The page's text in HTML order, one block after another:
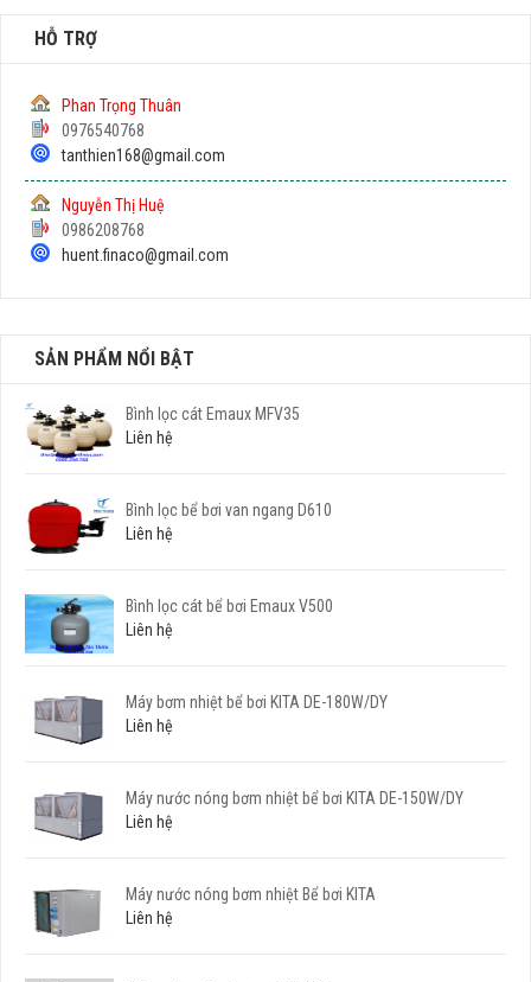
HỖ TRỢ
Phan Trọng Thuân
0976540768
tanthien168@gmail.com
Nguyễn Thị Huệ
0986208768
huent.finaco@gmail.com
SẢN PHẨM NỔI BẬT
Bình lọc cát Emaux MFV35
Liên hệ
Bình lọc bể bơi van ngang D610
Liên hệ
Bình lọc cát bể bơi Emaux V500
Liên hệ
Máy bơm nhiệt bể bơi KITA DE-180W/DY
Liên hệ
Máy nước nóng bơm nhiệt bể bơi KITA DE-150W/DY
Liên hệ
Máy nước nóng bơm nhiệt Bể bơi KITA
Liên hệ